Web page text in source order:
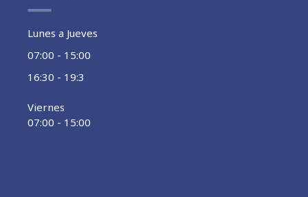
Lunes a Jueves
07:00 - 15:00
16:30 - 19:3
Viernes
07:00 - 15:00